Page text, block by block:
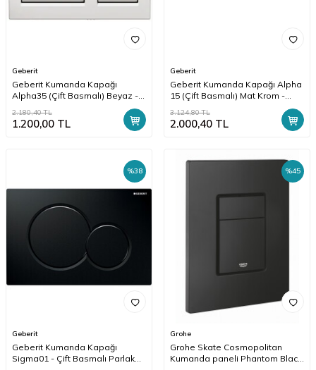
Geberit
Geberit Kumanda Kapağı
Alpha35 (Çift Basmalı) Beyaz -
2.180,40TL
1.200,00 TL
Geberit
Geberit Kumanda Kapağı Alpha
15 (Çift Basmalı) Mat Krom -
3.124,80TL
2.000,40 TL
%38
Geberit
Geberit Kumanda Kapağı
Sigma01 - Çift Basmalı Parlak
%45
Grohe
Grohe Skate Cosmopolitan
Kumanda paneli Phantom Black